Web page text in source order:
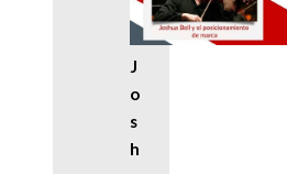
J
o
s
h